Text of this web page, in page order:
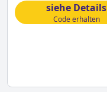
siehe Details
Code erhalten